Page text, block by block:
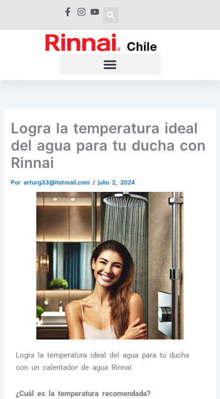
contenido
Logra la temperatura ideal
del agua para tu ducha con
Rinnai
Porarturg33@hotmail.com/julio 2, 2024
Logra la temperatura ideal del agua para tu ducha
con un calentador de agua Rinnai
¿Cuál es la temperatura recomendada?